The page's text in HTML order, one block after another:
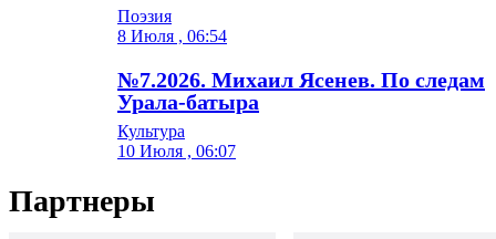
Поэзия
8 Июля , 06:54
№7.2026. Михаил Ясенев. По следам
Урала-батыра
Культура
10 Июля , 06:07
Партнеры